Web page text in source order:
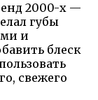
2000-х —
губы
и
блеск
свежего